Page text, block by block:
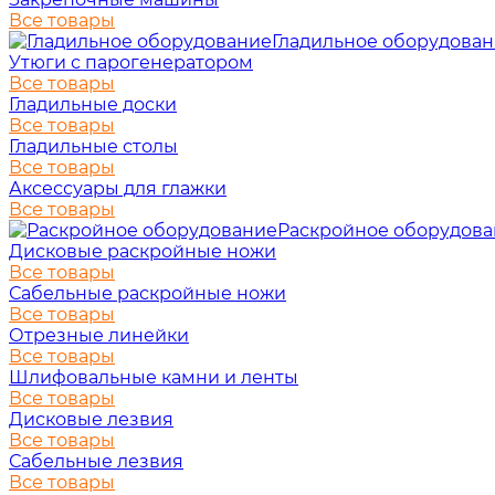
Все товары
Гладильное
Утюги с парогенератором
Все товары
Гладильные доски
Все товары
Гладильные столы
Все товары
Аксессуары для глажки
Все товары
Раскройное
Дисковые раскройные ножи
Все товары
Сабельные раскройные ножи
Все товары
Отрезные линейки
Все товары
Шлифовальные камни и ленты
Все товары
Дисковые лезвия
Все товары
Сабельные лезвия
Все товары